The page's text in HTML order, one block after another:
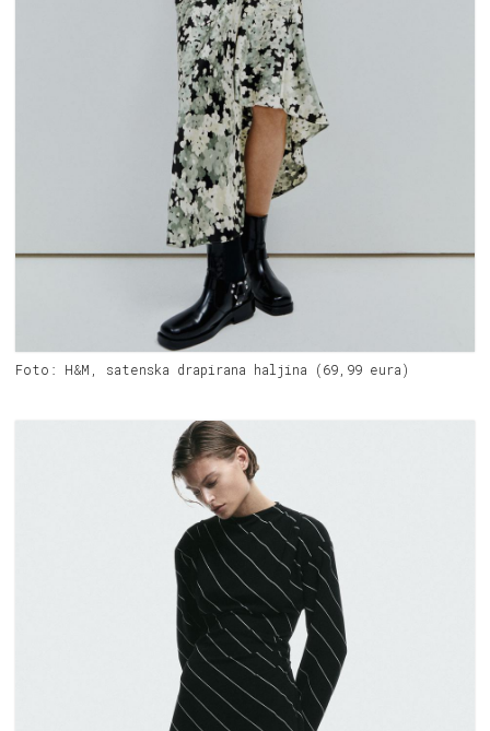
Foto: H&M, satenska drapirana haljina (69,99 eura)